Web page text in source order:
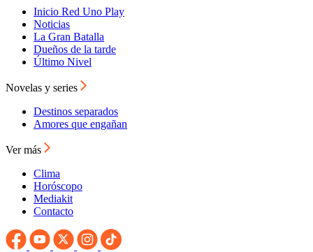
Inicio Red Uno Play
Noticias
La Gran Batalla
Dueños de la tarde
Último Nivel
Novelas y series
Destinos separados
Amores que engañan
Ver más
Clima
Horóscopo
Mediakit
Contacto